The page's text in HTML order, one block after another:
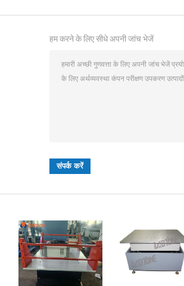
हम करने के लिए सीधे अपनी जांच भेजें